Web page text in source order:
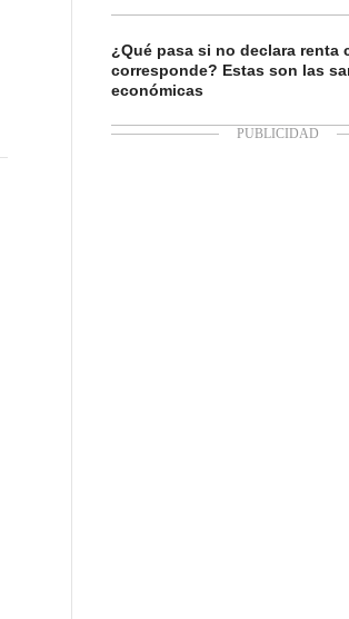
¿Qué pasa si no declara renta
corresponde? Estas son las
económicas